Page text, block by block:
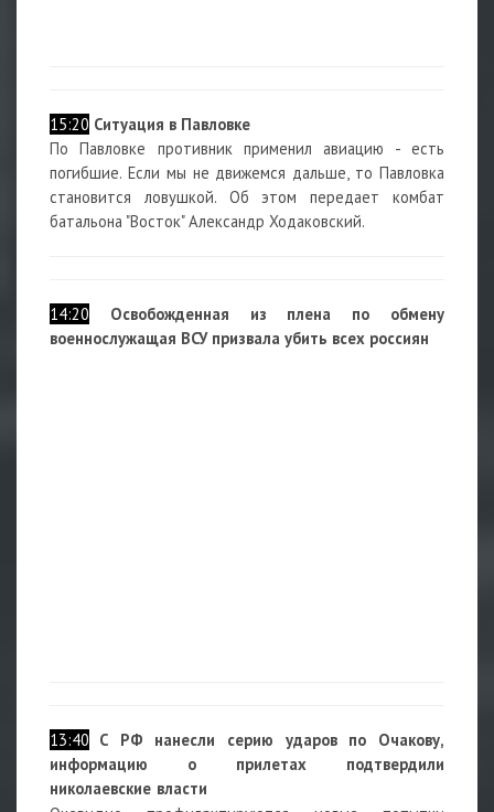
15:20 Ситуация в Павловке
По Павловке противник применил авиацию - есть
погибшие. Если мы не движемся дальше, то Павловка
становится ловушкой. Об этом передает комбат
батальона "Восток" Александр Ходаковский.
14:20
Освобожденная из плена по обмену
военнослужащая ВСУ призвала убить всех россиян
13:40 С РФ нанесли серию ударов по Очакову,
информацию о прилетах подтвердили
николаевские власти